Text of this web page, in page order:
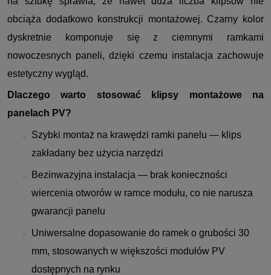
obciąża dodatkowo konstrukcji montażowej. Czarny kolor
dyskretnie komponuje się z ciemnymi ramkami
nowoczesnych paneli, dzięki czemu instalacja zachowuje
estetyczny wygląd.
Dlaczego warto stosować klipsy montażowe na
panelach PV?
Szybki montaż na krawędzi ramki panelu — klips
zakładany bez użycia narzędzi
Bezinwazyjna instalacja — brak konieczności
wiercenia otworów w ramce modułu, co nie narusza
gwarancji panelu
Uniwersalne dopasowanie do ramek o grubości 30
mm, stosowanych w większości modułów PV
dostępnych na rynku